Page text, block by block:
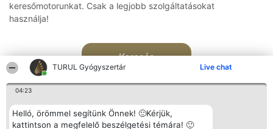
TURUL Gyógyszertár Live chat
04:23
Helló, örömmel segítünk Önnek! 🙂Kérjük,
kattintson a megfelelő beszélgetési témára! 🙂
keresőmotorunkat. Csak a legjobb szolgáltatásokat
használja!
Keresés